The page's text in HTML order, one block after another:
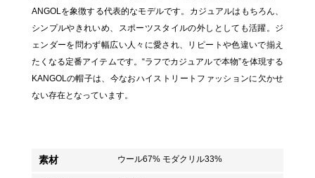
ANGOLを象徴する代表的なモデルです。カジュアルはもちろん、
シンプルやきれいめ、スポーツスタイルの外しとしても活躍。ジ
ェンダーを問わず幅広い人々に愛され、リピートや色違いで揃え
たくなる定番アイテムです。“ラフでカジュアルで本物”を体現する
KANGOLの帽子は、今なおハイストリートファッションに欠かせ
ない存在となっています。
素材 ウール67% モダクリル33%